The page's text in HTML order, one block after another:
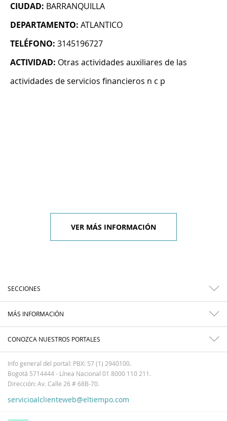
CIUDAD: BARRANQUILLA
DEPARTAMENTO: ATLANTICO
TELÉFONO: 3145196727
ACTIVIDAD: Otras actividades auxiliares de las
actividades de servicios financieros n c p
VER MÁS INFORMACIÓN
SECCIONES
MÁS INFORMACIÓN
CONOZCA NUESTROS PORTALES
Info general del portal: PBX: 57 (1) 2940100.
Bogotá 5714444 - Línea Nacional 01 8000 110 211.
Dirección: Av. Calle 26 # 68B-70.
servicioalclienteweb@eltiempo.com